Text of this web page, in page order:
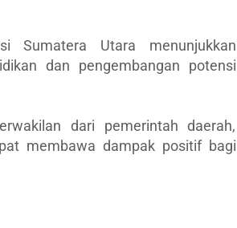
Sumatera Utara menunjukkan
dan pengembangan potensi
dari pemerintah daerah,
membawa dampak positif bagi